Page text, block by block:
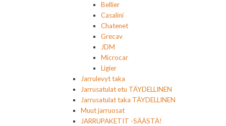
Bellier
Casalini
Chatenet
Grecav
JDM
Microcar
Ligier
Jarrulevyt taka
Jarrusatulat etu TÄYDELLINEN
Jarrusatulat taka TÄYDELLINEN
Muut jarruosat
JARRUPAKETIT -SÄÄSTÄ!